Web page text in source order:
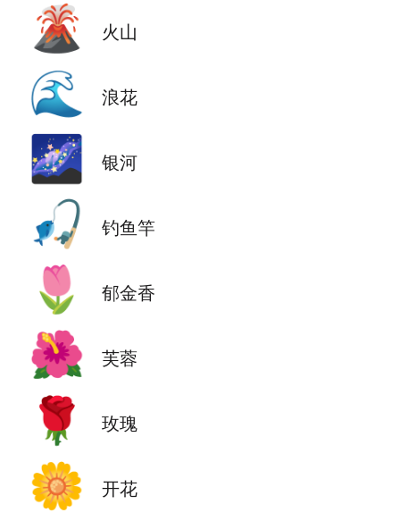
🌋 火山
🌊 浪花
🌌 银河
🎣 钓鱼竿
🌷 郁金香
🌺 芙蓉
🌹 玫瑰
🌼 开花